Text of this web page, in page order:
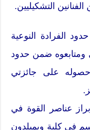
التشكيليين.
الفرادة النوعية
ومتابعوه ضمن حدود
على جائزتي
عناصر القوة في
في كلية ويمبلدون